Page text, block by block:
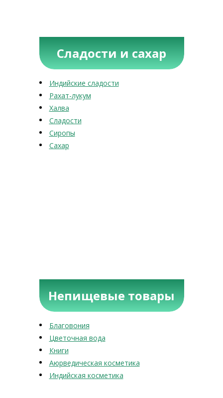
Сладости и сахар
Индийские сладости
Рахат-лукум
Халва
Сладости
Сиропы
Сахар
Непищевые товары
Благовония
Цветочная вода
Книги
Аюрведическая косметика
Индийская косметика